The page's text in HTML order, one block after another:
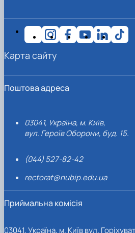
Поштова адреса
03041, Україна, м. Київ,
вул. Героїв Оборони, буд. 15.
(044) 527-82-42
rectorat@nubip.edu.ua
Приймальна комісія
03041, Україна, м. Київ вул.
Карта сайту